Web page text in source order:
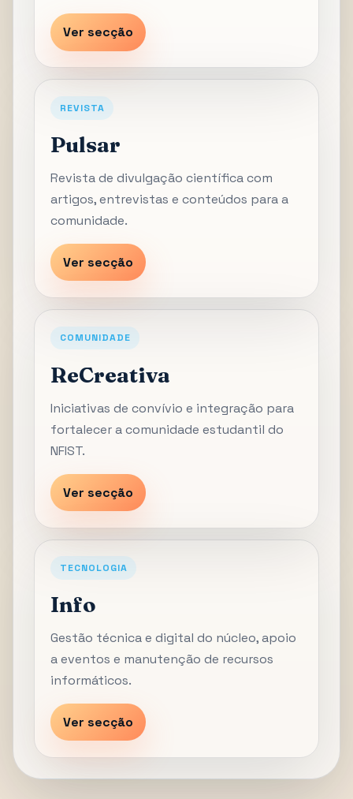
Ver secção
REVISTA
Pulsar
Revista de divulgação científica com
artigos, entrevistas e conteúdos para a
comunidade.
Ver secção
COMUNIDADE
ReCreativa
Iniciativas de convívio e integração para
fortalecer a comunidade estudantil do
NFIST.
Ver secção
TECNOLOGIA
Info
Gestão técnica e digital do núcleo, apoio
a eventos e manutenção de recursos
informáticos.
Ver secção